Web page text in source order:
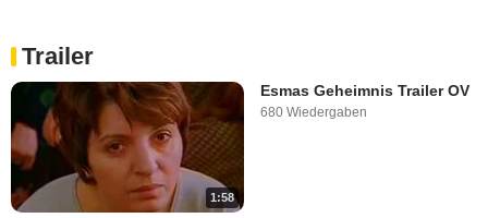
Trailer
1:58
Esmas Geheimnis Trailer OV
680 Wiedergaben